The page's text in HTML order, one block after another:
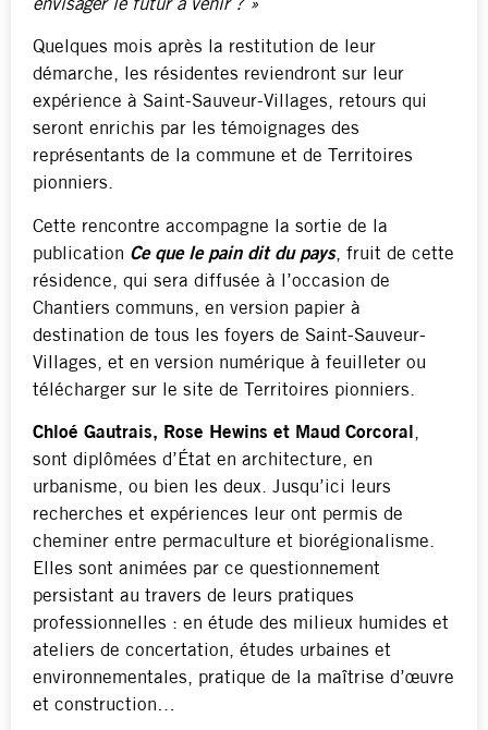
envisager le futur à venir ? »
Quelques mois après la restitution de leur
démarche, les résidentes reviendront sur leur
expérience à Saint-Sauveur-Villages, retours qui
seront enrichis par les témoignages des
représentants de la commune et de Territoires
pionniers.
Cette rencontre accompagne la sortie de la
publication Ce que le pain dit du pays, fruit de cette
résidence, qui sera diffusée à l’occasion de
Chantiers communs, en version papier à
destination de tous les foyers de Saint-Sauveur-
Villages, et en version numérique à feuilleter ou
télécharger sur le site de Territoires pionniers.
Chloé Gautrais, Rose Hewins et Maud Corcoral ,
sont diplômées d’État en architecture, en
urbanisme, ou bien les deux. Jusqu’ici leurs
recherches et expériences leur ont permis de
cheminer entre permaculture et biorégionalisme.
Elles sont animées par ce questionnement
persistant au travers de leurs pratiques
professionnelles : en étude des milieux humides et
ateliers de concertation, études urbaines et
environnementales, pratique de la maîtrise d’œuvre
et construction…